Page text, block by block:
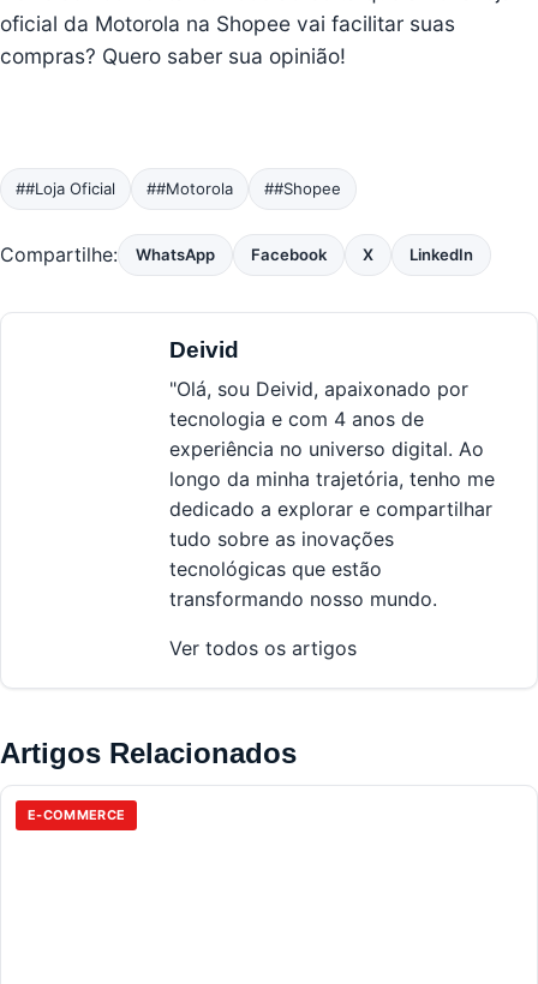
oficial da Motorola na Shopee vai facilitar suas
compras? Quero saber sua opinião!
##Loja Oficial ##Motorola ##Shopee
Compartilhe: WhatsApp Facebook X LinkedIn
Deivid
"Olá, sou Deivid, apaixonado por
tecnologia e com 4 anos de
experiência no universo digital. Ao
longo da minha trajetória, tenho me
dedicado a explorar e compartilhar
tudo sobre as inovações
tecnológicas que estão
transformando nosso mundo.
Ver todos os artigos
Artigos Relacionados
E-COMMERCE